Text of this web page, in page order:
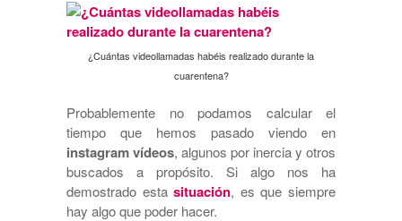
¿Cuántas videollamadas habéis realizado durante la
cuarentena?
Probablemente no podamos calcular el
tiempo que hemos pasado viendo en
instagram vídeos, algunos por inercia y otros
buscados a propósito. Si algo nos ha
demostrado estasituación, es que siempre
hay algo que poder hacer.